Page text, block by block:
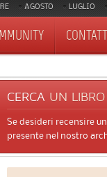
AGOSTO LUGLIO
CERCA UN
Se desideri recensire
presente nel nostro